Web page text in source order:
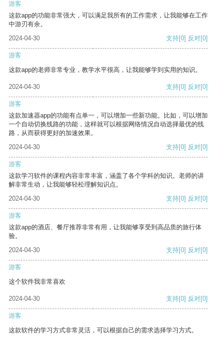
游客
这款app的功能非常强大，可以满足我所有的工作需求，让我能够在工作
中游刃有余。
2024-04-30
支持[0] 反对[0]
游客
这款app的老师非常专业，教学水平很高，让我能够学到实用的知识。
2024-04-30 支持[0] 反对[0]
游客
这款加速器app的功能有点单一，可以增加一些新功能。比如，可以增加
一个自动切换线路的功能，这样就可以根据网络情况自动选择最优的线
路，从而获得更好的加速效果。
2024-04-30
支持[0] 反对[0]
游客
这款学习软件的课程内容非常丰富，涵盖了各个学科的知识。老师的讲
解非常生动，让我能够轻松理解知识点。
2024-04-30
支持[0] 反对[0]
游客
这款app的酒店、餐厅推荐非常有用，让我能够享受到高品质的旅行体
验。
2024-04-30
支持[0] 反对[0]
游客
这个软件我非常喜欢
2024-04-30 支持[0] 反对[0]
游客
这款软件的学习方式非常灵活，可以根据自己的需求选择学习方式。